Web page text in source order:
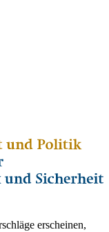
erscheinen,